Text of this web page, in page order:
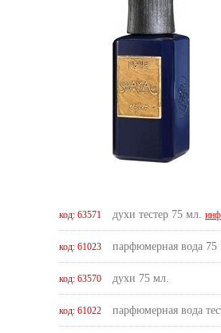
код: 63571 духи тестер 75 мл.
код: 61023 парфюмерная вода 75
код: 63570 духи 75 мл.
код: 61022 парфюмерная вода